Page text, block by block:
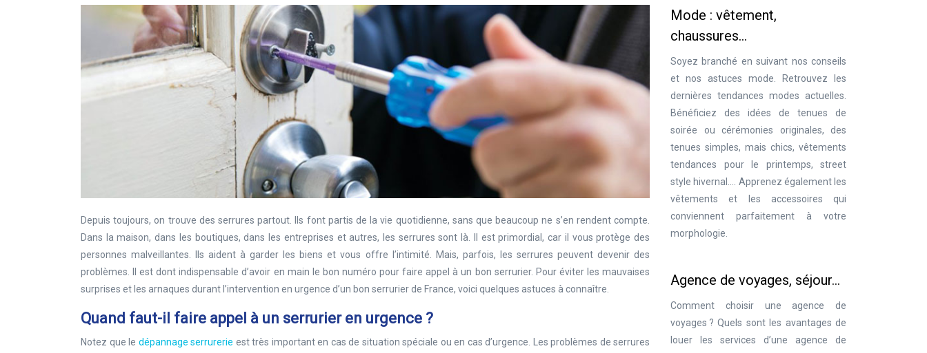
Depuis toujours, on trouve des serrures partout. Ils font partis de la vie quotidienne, sans que beaucoup ne s’en rendent compte.
Dans la maison, dans les boutiques, dans les entreprises et autres, les serrures sont là. Il est primordial, car il vous protège des
personnes malveillantes. Ils aident à garder les biens et vous offre l’intimité. Mais, parfois, les serrures peuvent devenir des
problèmes. Il est dont indispensable d’avoir en main le bon numéro pour faire appel à un bon serrurier. Pour éviter les mauvaises
surprises et les arnaques durant l’intervention en urgence d’un bon serrurier de France, voici quelques astuces à connaître.
Quand faut-il faire appel à un serrurier en urgence ?
Notez que le dépannage serrurerie est très important en cas de situation spéciale ou en cas d’urgence. Les problèmes de serrures
Mode : vêtement,
chaussures…
Soyez branché en suivant nos conseils
et nos astuces mode. Retrouvez les
dernières tendances modes actuelles.
Bénéficiez des idées de tenues de
soirée ou cérémonies originales, des
tenues simples, mais chics, vêtements
tendances pour le printemps, street
style hivernal…. Apprenez également les
vêtements et les accessoires qui
conviennent parfaitement à votre
morphologie.
Agence de voyages, séjour…
Comment choisir une agence de
voyages ? Quels sont les avantages de
louer les services d’une agence de